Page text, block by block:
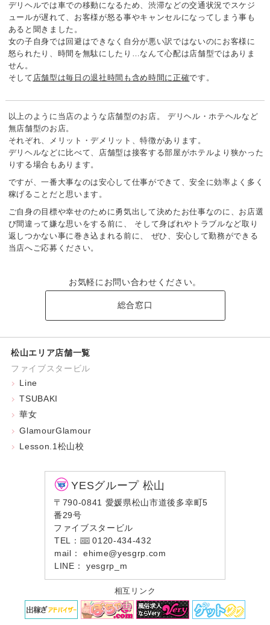
デリヘルでは車での移動になるため、渋滞などの交通状況でスケジ
ュールが遅れて、 お客様が怒る事やキャンセルになってしまう事も
あると聞きました。
女の子自身では回避はできなく自分が悪い訳ではないのにお客様に
怒られたり、時間を無駄にしたり…なんて心配は店舗型ではありま
せん。
そして 店舗型は毎日の退社時間も含め時間に正確です。
以上のように当店のような店舗型のお店。
デリヘル・ホテヘルなど
無店舗型のお店。
それぞれ、メリット・デメリット、特徴があります。
デリヘルなどに比べて、店舗型は接客する部屋がホテルより狭かった
りする場合もあります。
ですが、一番大事なのは安心して仕事ができて、安全に効率よく多く
稼げることだと思います。
ご自身の目標や幸せのために勇気出して決めたお仕事なのに、お店選
び間違って嫌な思いをする前に、
そして身ばれやトラブルなど取り
返しつかない事に巻き込まれる前に、
ぜひ、安心して勤務ができる
当店へご応募ください。
お気軽にお問い合わせください。
総合窓口
松山エリア店舗一覧
ファイブスタービル
Line
TSUBAKI
華女
GlamourGlamour
Lesson.1松山校
YESグループ 松山
〒790-0841 愛媛県松山市道後多幸町5
番29号
ファイブスタービル
TEL：
0120-434-432
mail： ehime@yesgrp.com
LINE： yesgrp_m
相互リンク